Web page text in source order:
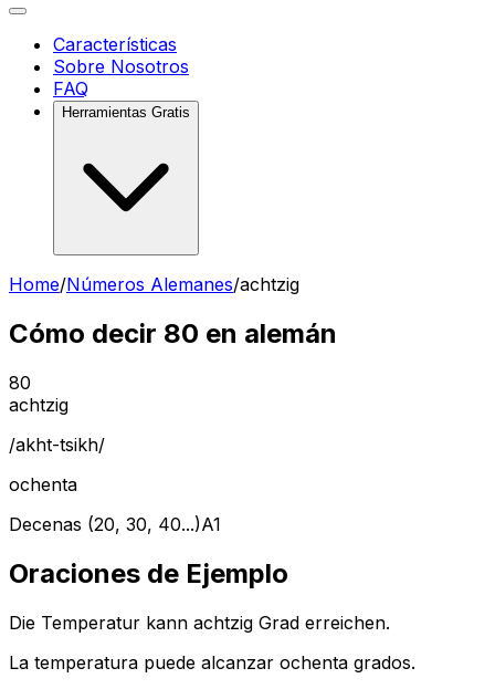
Características
Sobre Nosotros
FAQ
Herramientas Gratis
Home/Números Alemanes/achtzig
Cómo decir 80 en alemán
80
achtzig
/akht-tsikh/
ochenta
Decenas (20, 30, 40...)A1
Oraciones de Ejemplo
Die Temperatur kann achtzig Grad erreichen.
La temperatura puede alcanzar ochenta grados.